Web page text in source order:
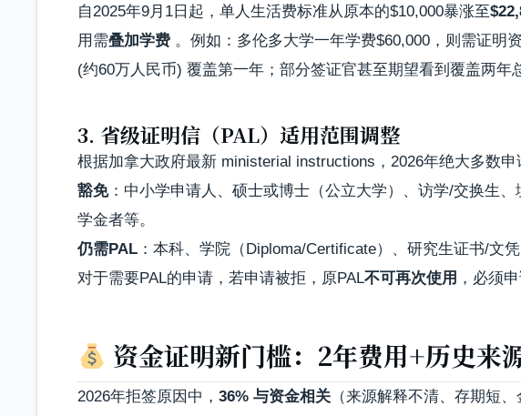
自2025年9月1日起，单人生活费标准从原本的$10,000暴涨至
用需叠加学费 。例如：多伦多大学一年学费$60,000，则需证明
(约60万人民币) 覆盖第一年；部分签证官甚至期望看到覆盖两年
3. 省级证明信（PAL）适用范围调整
根据加拿大政府最新 ministerial instructions，2026年绝大多数
豁免：中小学申请人、硕士或博士（公立大学）、访学/交换生
学金者等。
仍需PAL ：本科、学院（Diploma/Certificate）、研究生证书/文
对于需要PAL的申请，若申请被拒，原PAL不可再次使用 ，必须
资金证明新门槛：2年费用+历史来
2026年拒签原因中， 36% 与资金相关 （来源解释不清、存期短